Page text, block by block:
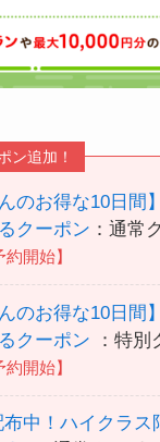
ン追加！
んのお得な10日間
クーポン ：通常
開始】
んのお得な10日間
クーポン ：特別
開始】
中！ハイクラス